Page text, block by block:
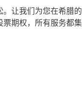
。让我们为您在希腊
票期权，所有服务都